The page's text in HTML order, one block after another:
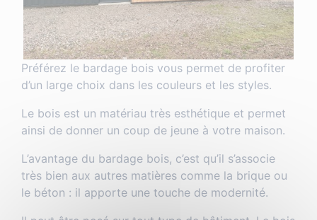
Préférez le bardage bois vous permet de profiter
d’un large choix dans les couleurs et les styles.
Le bois est un matériau très esthétique et permet
ainsi de donner un coup de jeune à votre maison.
L’avantage du bardage bois, c’est qu’il s’associe
très bien aux autres matières comme la brique ou
le béton : il apporte une touche de modernité.